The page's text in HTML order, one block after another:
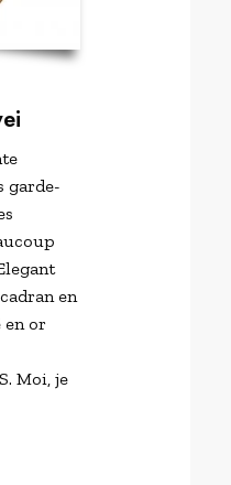
garde-
en
en or
Moi, je